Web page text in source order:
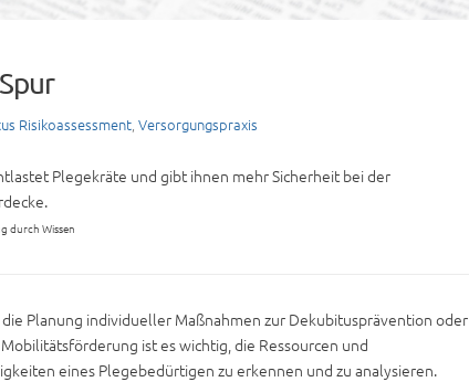
Risikoassessment, Versorgungspraxis
Plegekräte und gibt ihnen mehr Sicherheit bei der
durch Wissen
die Planung individueller Maßnahmen zur Dekubitusprävention oder
ist es wichtig, die Ressourcen und
eines Plegebedürtigen zu erkennen und zu analysieren.